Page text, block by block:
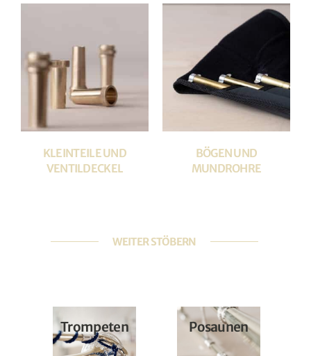
KLEINTEILE UND
VENTILDECKEL
BÖGEN UND
MUNDROHRE
WEITER STÖBERN
Trompeten Posaunen